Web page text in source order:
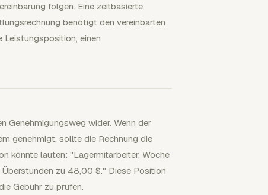
folgen. Eine zeitbasierte
benötigt den vereinbarten
Leistungsposition, einen
Genehmigungsweg wider. Wenn der
genehmigt, sollte die Rechnung die
könnte lauten: "Lagermitarbeiter, Woche
zu 48,00 $." Diese Position
Gebühr zu prüfen.